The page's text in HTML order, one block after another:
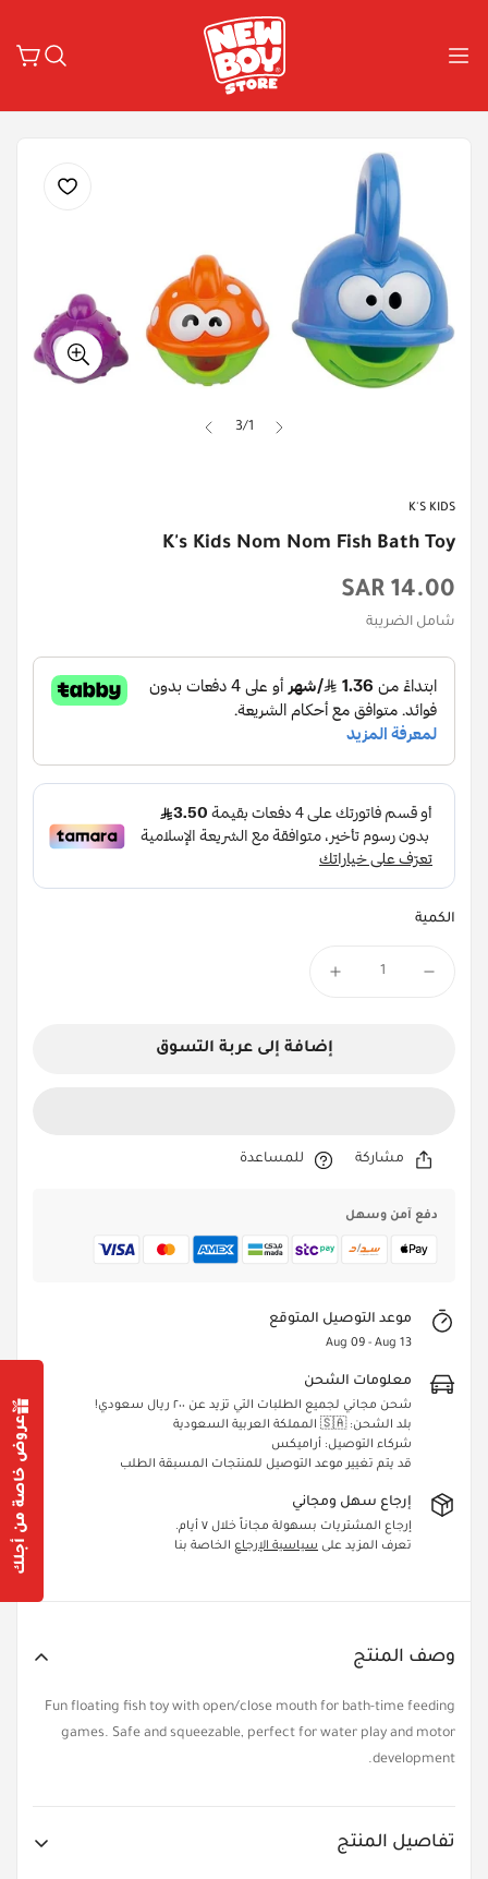
1
/
3
K'S KIDS
K's Kids Nom Nom Fish Bath Toy
السعر
الأصلي
14.00 SAR
شامل الضريبة
الكمية
إضافة إلى عربة التسوق
مشاركة للمساعدة
دفع آمن وسهل
موعد التوصيل المتوقع
Aug 09 - Aug 13
معلومات الشحن
شحن مجاني لجميع الطلبات التي تزيد عن ٢٠٠ ريال سعودي!
بلد الشحن: 🇸🇦 المملكة العربية السعودية
شركاء التوصيل: أراميكس
قد يتم تغيير موعد التوصيل للمنتجات المسبقة الطلب
إرجاع سهل ومجاني
إرجاع المشتريات بسهولة مجاناً خلال ٧ أيام.
تعرف المزيد على سياسية الإرجاع الخاصة بنا
وصف المنتج
Fun floating fish toy with open/close mouth for bath-time feeding
games. Safe and squeezable, perfect for water play and motor
development.
تفاصيل المنتج
Are you 18 years old or older? عروض خاصة من أجلك